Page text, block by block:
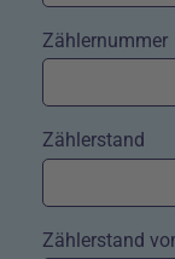
Zählernummer
Zählerstand
Zählerstand